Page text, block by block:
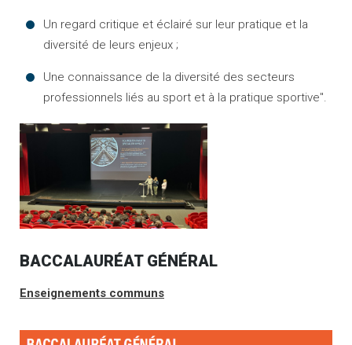
Un regard critique et éclairé sur leur pratique et la
diversité de leurs enjeux ;
Une connaissance de la diversité des secteurs
professionnels liés au sport et à la pratique sportive".
BACCALAURÉAT GÉNÉRAL
Enseignements communs